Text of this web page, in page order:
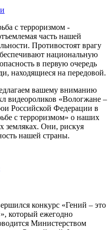
с терроризмом -
часть нашей
Противостоят врагу
национальную
в первую очередь
находящиеся на передовой.
вашему вниманию
видеороликов «Вологжане –
Российской Федерации в
с терроризмом» о наших
земляках. Они, рискуя
нашей страны.
конкурс «Гений – это
который ежегодно
Министерством